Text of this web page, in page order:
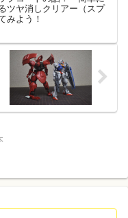
ツヤ消しクリアー（スプ
みよう！